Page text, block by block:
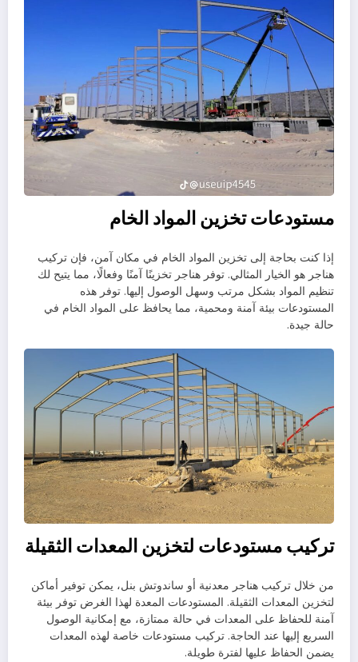
مستودعات تخزين المواد الخام
إذا كنت بحاجة إلى تخزين المواد الخام في مكان آمن، فإن تركيب
هناجر هو الخيار المثالي. توفر هناجر تخزينًا آمنًا وفعالًا، مما يتيح لك
تنظيم المواد بشكل مرتب وسهل الوصول إليها. توفر هذه
المستودعات بيئة آمنة ومحمية، مما يحافظ على المواد الخام في
حالة جيدة.
تركيب مستودعات لتخزين المعدات الثقيلة
من خلال تركيب هناجر معدنية أو ساندوتش بنل، يمكن توفير أماكن
لتخزين المعدات الثقيلة. المستودعات المعدة لهذا الغرض توفر بيئة
آمنة للحفاظ على المعدات في حالة ممتازة، مع إمكانية الوصول
السريع إليها عند الحاجة. تركيب مستودعات خاصة لهذه المعدات
يضمن الحفاظ عليها لفترة طويلة.